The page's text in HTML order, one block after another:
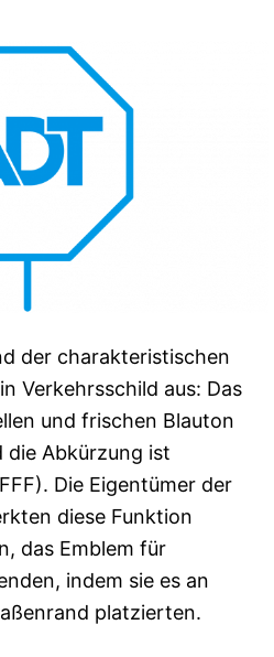
der charakteristischen
Verkehrsschild aus: Das
und frischen Blauton
Abkürzung ist
Die Eigentümer der
diese Funktion
das Emblem für
indem sie es an
platzierten.